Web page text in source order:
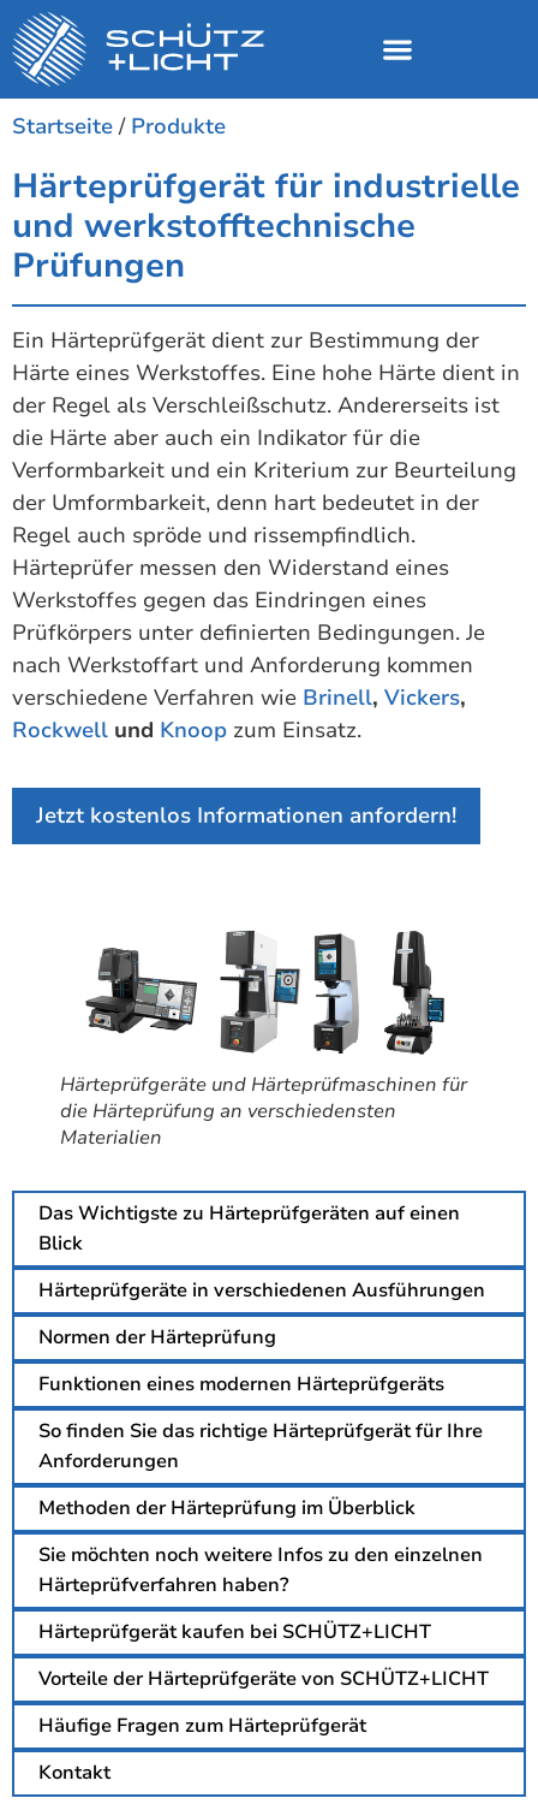
Startseite/ Produkte
Härteprüfgerät für industrielle
und werkstofftechnische
Prüfungen
Ein Härteprüfgerät dient zur Bestimmung der
Härte eines Werkstoffes. Eine hohe Härte dient in
der Regel als Verschleißschutz. Andererseits ist
die Härte aber auch ein Indikator für die
Verformbarkeit und ein Kriterium zur Beurteilung
der Umformbarkeit, denn hart bedeutet in der
Regel auch spröde und rissempfindlich.
Härteprüfer messen den Widerstand eines
Werkstoffes gegen das Eindringen eines
Prüfkörpers unter definierten Bedingungen. Je
nach Werkstoffart und Anforderung kommen
verschiedene Verfahren wie Brinell, Vickers,
Rockwell und Knoop zum Einsatz.
Jetzt kostenlos Informationen anfordern!
Härteprüfgeräte und Härteprüfmaschinen für
die Härteprüfung an verschiedensten
Materialien
Das Wichtigste zu Härteprüfgeräten auf einen
Blick
Härteprüfgeräte in verschiedenen Ausführungen
Normen der Härteprüfung
Funktionen eines modernen Härteprüfgeräts
So finden Sie das richtige Härteprüfgerät für Ihre
Anforderungen
Methoden der Härteprüfung im Überblick
Sie möchten noch weitere Infos zu den einzelnen
Härteprüfverfahren haben?
Härteprüfgerät kaufen bei SCHÜTZ+LICHT
Vorteile der Härteprüfgeräte von SCHÜTZ+LICHT
Häufige Fragen zum Härteprüfgerät
Kontakt